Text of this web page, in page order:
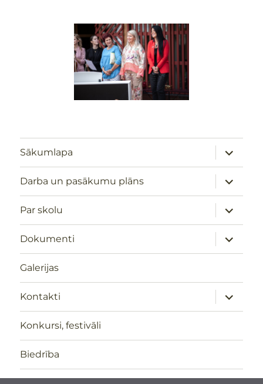
Sākumlapa
izvērst
Darba un pasākumu plāns
izvērst
Par skolu
izvērst
Dokumenti
izvērst
Galerijas
Kontakti
izvērst
Konkursi, festivāli
Biedrība